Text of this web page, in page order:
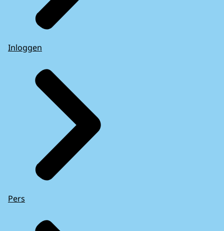
Inloggen
Pers